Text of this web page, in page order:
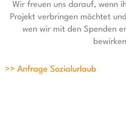
Wir freuen uns darauf, wenn
Projekt verbringen möchtet
wen wir mit den Spenden
>> Anfrage Sozialurlaub